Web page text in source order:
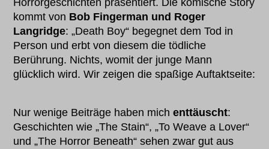
Horrorgeschichten präsentiert. Die komische Story
kommt von Bob Fingerman und Roger
Langridge: „Death Boy“ begegnet dem Tod in
Person und erbt von diesem die tödliche
Berührung. Nichts, womit der junge Mann
glücklich wird. Wir zeigen die spaßige Auftaktseite:
Nur wenige Beiträge haben michenttäuscht:
Geschichten wie „The Stain“, „To Weave a Lover“
und „The Horror Beneath“ sehen zwar gut aus